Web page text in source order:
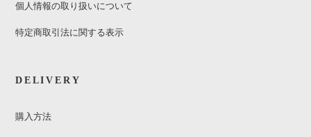
個人情報の取り扱いについて
特定商取引法に関する表示
DELIVERY
購入方法